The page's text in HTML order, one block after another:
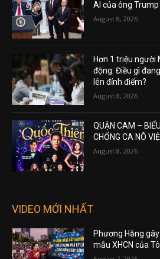
AI của ông Trump
August 8, 2026
Hơn 1 triệu người
động: Điều gì
lên đỉnh điểm?
August 8, 2026
QUẬN CAM –
CHỐNG CA NÔ
August 8, 2026
VIDEO MỚI NHẤT
Phương Hằng
mẫu XHCN của